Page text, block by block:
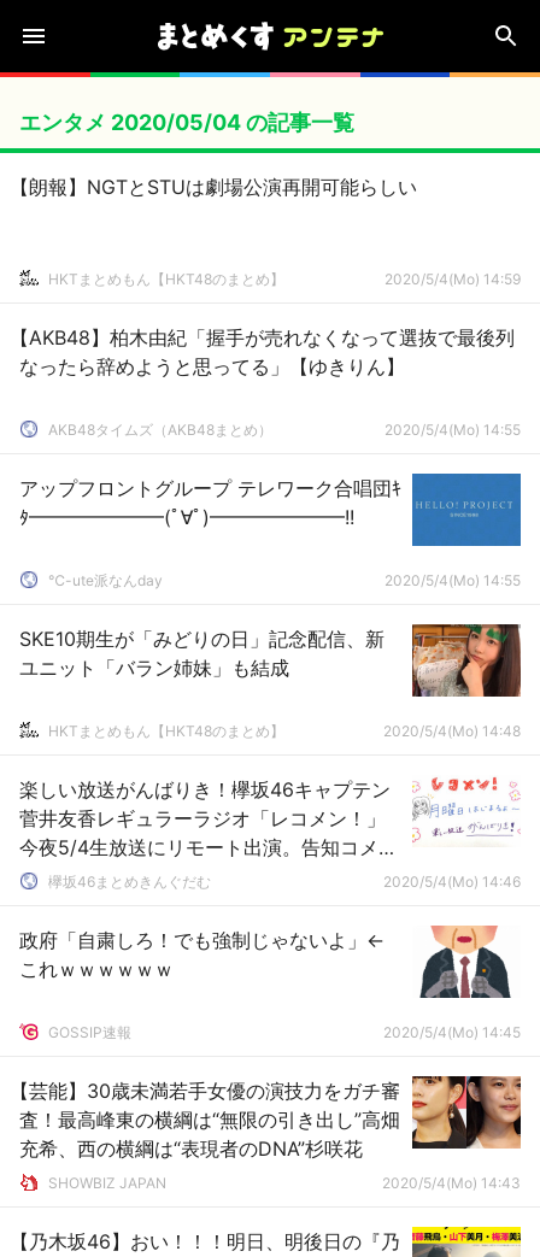
エンタメ 2020/05/04 の記事一覧
【朗報】NGTとSTUは劇場公演再開可能らしい
HKTまとめもん【HKT48のまとめ】 2020/5/4(Mo) 14:59
【AKB48】柏木由紀「握手が売れなくなって選抜で最後列
なったら辞めようと思ってる」【ゆきりん】
AKB48タイムズ（AKB48まとめ） 2020/5/4(Mo) 14:55
アップフロントグループ テレワーク合唱団ｷ
ﾀ━━━━━━━(ﾟ∀ﾟ)━━━━━━━!!
℃-ute派なんday 2020/5/4(Mo) 14:55
SKE10期生が「みどりの日」記念配信、新
ユニット「バラン姉妹」も結成
HKTまとめもん【HKT48のまとめ】 2020/5/4(Mo) 14:48
楽しい放送がんばりき！欅坂46キャプテン
菅井友香レギュラーラジオ「レコメン！」
今夜5/4生放送にリモート出演。告知コメン
ト動画と直筆メッセージカード公開
欅坂46まとめきんぐだむ 2020/5/4(Mo) 14:46
政府「自粛しろ！でも強制じゃないよ」←
これｗｗｗｗｗｗ
GOSSIP速報 2020/5/4(Mo) 14:45
【芸能】30歳未満若手女優の演技力をガチ審
査！最高峰東の横綱は“無限の引き出し”高畑
充希、西の横綱は“表現者のDNA”杉咲花
SHOWBIZ JAPAN 2020/5/4(Mo) 14:43
【乃木坂46】おい！！！明日、明後日の『乃